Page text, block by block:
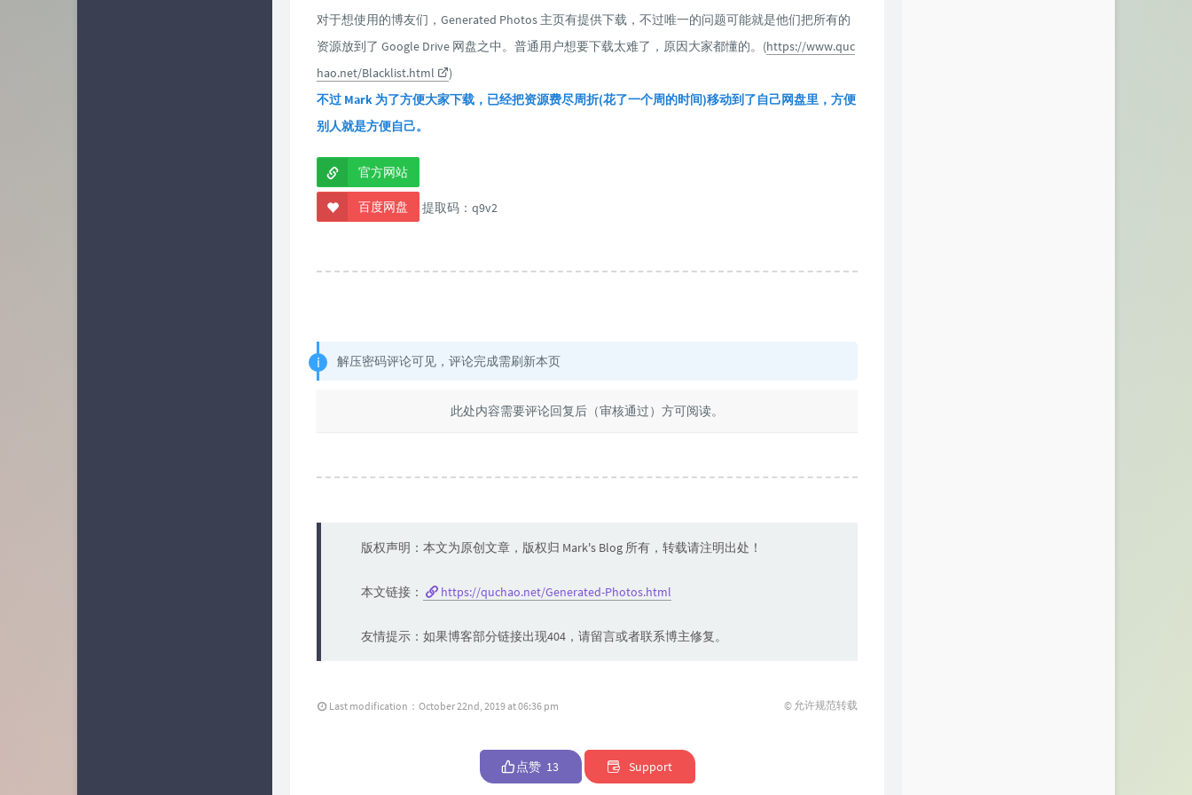
对于想使用的博友们，Generated Photos 主页有提供下载，不过唯一的问题可能就是他们把所有的
资源放到了 Google Drive 网盘之中。普通用户想要下载太难了，原因大家都懂的。(https://www.quc
hao.net/Blacklist.html
)
不过 Mark 为了方便大家下载，已经把资源费尽周折(花了一个周的时间)移动到了自己网盘里，方便
别人就是方便自己。
官方网站
百度网盘 提取码：q9v2
解压密码评论可见，评论完成需刷新本页
此处内容需要评论回复后（审核通过）方可阅读。
版权声明：本文为原创文章，版权归 Mark's Blog 所有，转载请注明出处！
本文链接： https://quchao.net/Generated-Photos.html
友情提示：如果博客部分链接出现404，请留言或者联系博主修复。
Last modification：October 22nd, 2019 at 06:36 pm © 允许规范转载
点赞 13 Support